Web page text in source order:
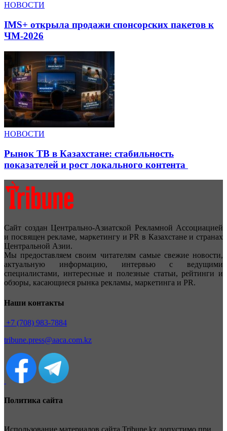
НОВОСТИ
IMS+ открыла продажи спонсорских пакетов к
ЧМ-2026
НОВОСТИ
Рынок ТВ в Казахстане: стабильность
показателей и рост локального контента
Сайт создан Центрально-Азиатской Рекламной Ассоциацией
и посвящен рекламе, маркетингу и PR в Казахстане и странах
Центральной Азии.
Мы предоставляем своим читателям самые свежие новости,
актуальную информацию, интервью с ведущими
специалистами, интересные и полезные статьи, рейтинги и
обзоры, касающиеся рынка рекламы, маркетинга и PR.
Наши контакты
+7 (708) 983-7884
tribune.press@aaca.com.kz
Политика сайта